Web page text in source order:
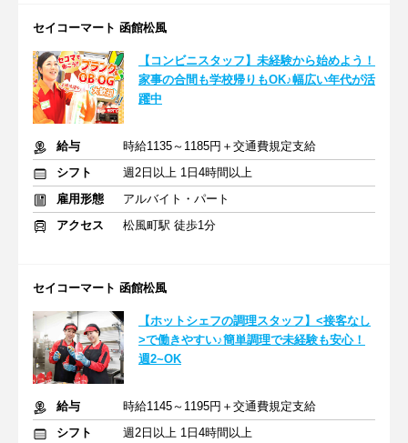
セイコーマート 函館松風
【コンビニスタッフ】未経験から始めよう！
家事の合間も学校帰りもOK♪幅広い年代が活
躍中
給与
時給1135～1185円＋交通費規定支給
シフト
週2日以上 1日4時間以上
雇用形態
アルバイト・パート
アクセス
松風町駅 徒歩1分
セイコーマート 函館松風
【ホットシェフの調理スタッフ】<接客なし
>で働きやすい♪簡単調理で未経験も安心！
週2~OK
給与
時給1145～1195円＋交通費規定支給
シフト
週2日以上 1日4時間以上